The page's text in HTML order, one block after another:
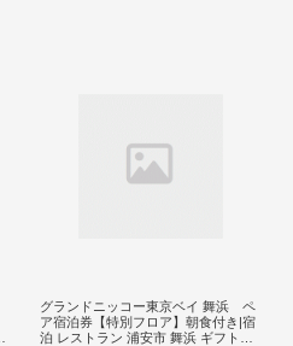
グランドニッコー東京ベイ 舞浜 ペ
ア宿泊券【特別フロア】朝食付き|宿
泊 レストラン 浦安市 舞浜 ギフト券